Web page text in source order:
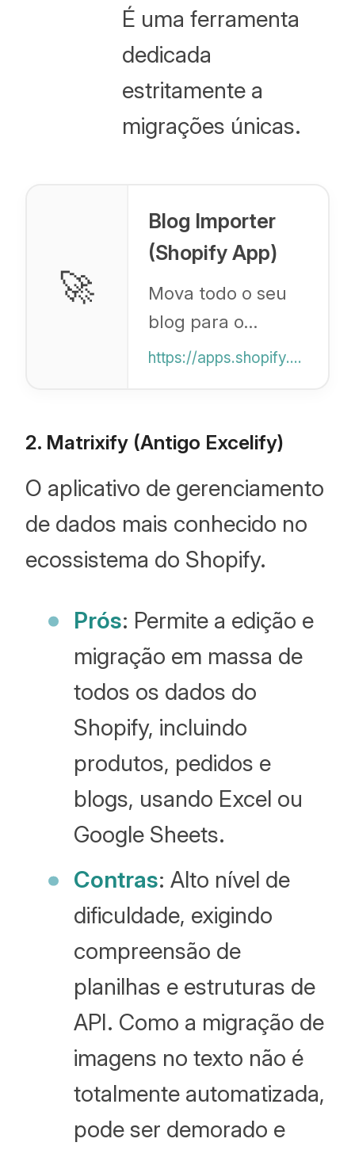
É uma ferramenta
dedicada
estritamente a
migrações únicas.
🚀
Blog Importer
(Shopify App)
Mova todo o seu
blog para o
Shopify
transferências de
redirecionamentos
de SEO de
plataformas como
o WordPress.
Comece
gratuitamente.
https://apps.shopify.com/blog-importer
2. Matrixify (Antigo Excelify)
O aplicativo de gerenciamento
de dados mais conhecido no
ecossistema do Shopify.
Prós: Permite a edição e
migração em massa de
todos os dados do
Shopify, incluindo
produtos, pedidos e
blogs, usando Excel ou
Google Sheets.
Contras: Alto nível de
dificuldade, exigindo
compreensão de
planilhas e estruturas de
API. Como a migração de
imagens no texto não é
totalmente automatizada,
pode ser demorado e